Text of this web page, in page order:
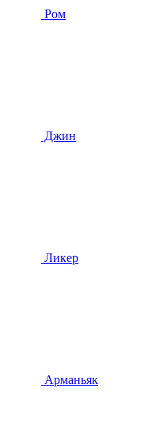
Ром
Джин
Ликер
Арманьяк